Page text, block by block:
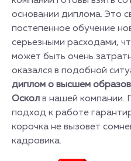
основании диплома. Это
постепенное обучение
серьезными расходами,
может быть очень
оказался в подобной
диплом о высшем
Оскол в нашей компании.
подход к работе
корочка не вызовет
кадровика.